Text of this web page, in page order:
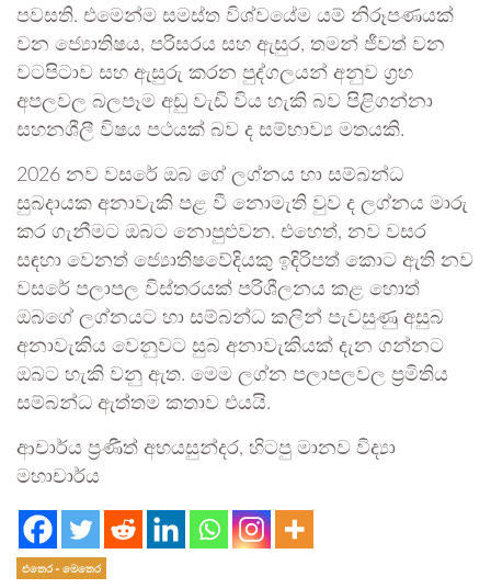
පවසති. එමෙන්ම සමස්ත විශ්වයේම යම් නිරූපණයක්
වන ජ්‍යොතිෂය, පරිසරය සහ ඇසුර, තමන් ජීවත් වන
වටපිටාව සහ ඇසුරු කරන පුද්ගලයන් අනුව ග්‍රහ
අපලවල බලපෑම අඩු වැඩි විය හැකි බව පිළිගන්නා
සහනශීලී විෂය පථයක් බව ද සම්භාව්‍ය මතයකි.
2026 නව වසරේ ඔබ ගේ ලග්නය හා සම්බන්ධ
සුබදායක අනාවැකි පළ වී නොමැති වුව ද ලග්නය මාරු
කර ගැනීමට ඔබට නොපුළුවන. එහෙත්, නව වසර
සඳහා වෙනත් ජ්‍යොතිෂවේදියකු ඉදිරිපත් කොට ඇති නව
වසරේ පලාපල විස්තරයක් පරිශීලනය කළ හොත්
ඔබගේ ලග්නයට හා සම්බන්ධ කලින් පැවසුණු අසුබ
අනාවැකිය වෙනුවට සුබ අනාවැකියක් දැන ගන්නට
ඔබට හැකි වනු ඇත. මෙම ලග්න පලාපලවල ප්‍රමිතිය
සම්බන්ධ ඇත්තම කතාව එයයි.
ආචාර්ය ප්‍රණීත් අභයසුන්දර, හිටපු මානව විද්‍යා
මහාචාර්ය
එතෙර - මෙතෙර